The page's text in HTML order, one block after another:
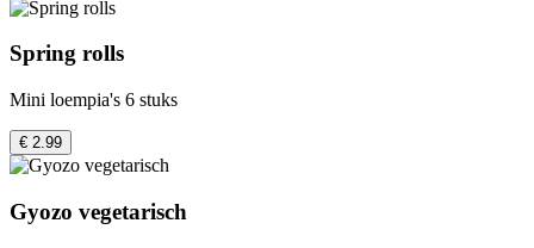
Spring rolls
Mini loempia's 6 stuks
€ 2.99
Gyozo vegetarisch